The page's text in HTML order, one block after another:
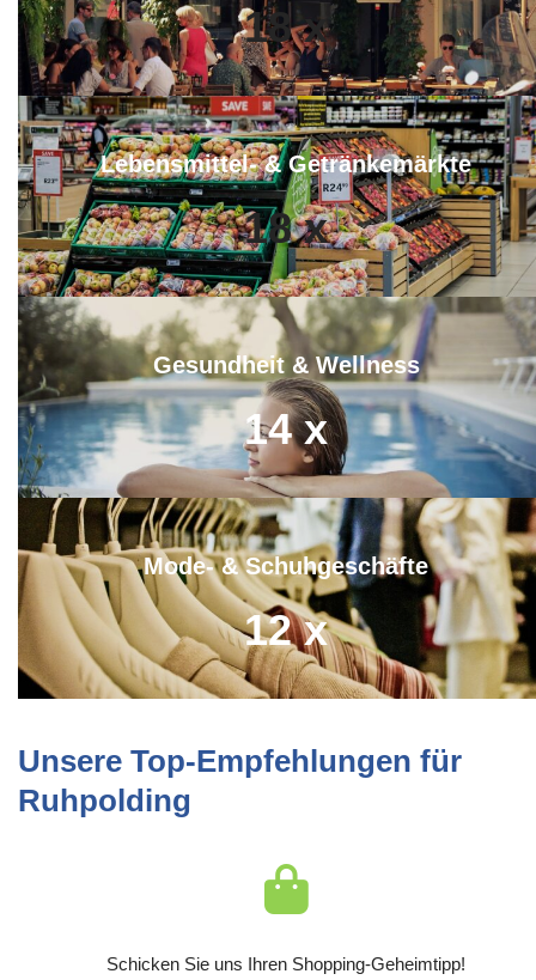
18 x
Lebensmittel- & Getränkemärkte
18 x
Gesundheit & Wellness
14 x
Mode- & Schuhgeschäfte
12 x
Unsere Top-Empfehlungen für
Ruhpolding
Schicken Sie uns Ihren Shopping-Geheimtipp!